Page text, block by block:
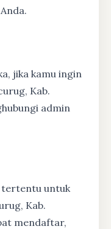
jika kamu ingin
Kab.
admin
tertentu untuk
Kab.
mendaftar,